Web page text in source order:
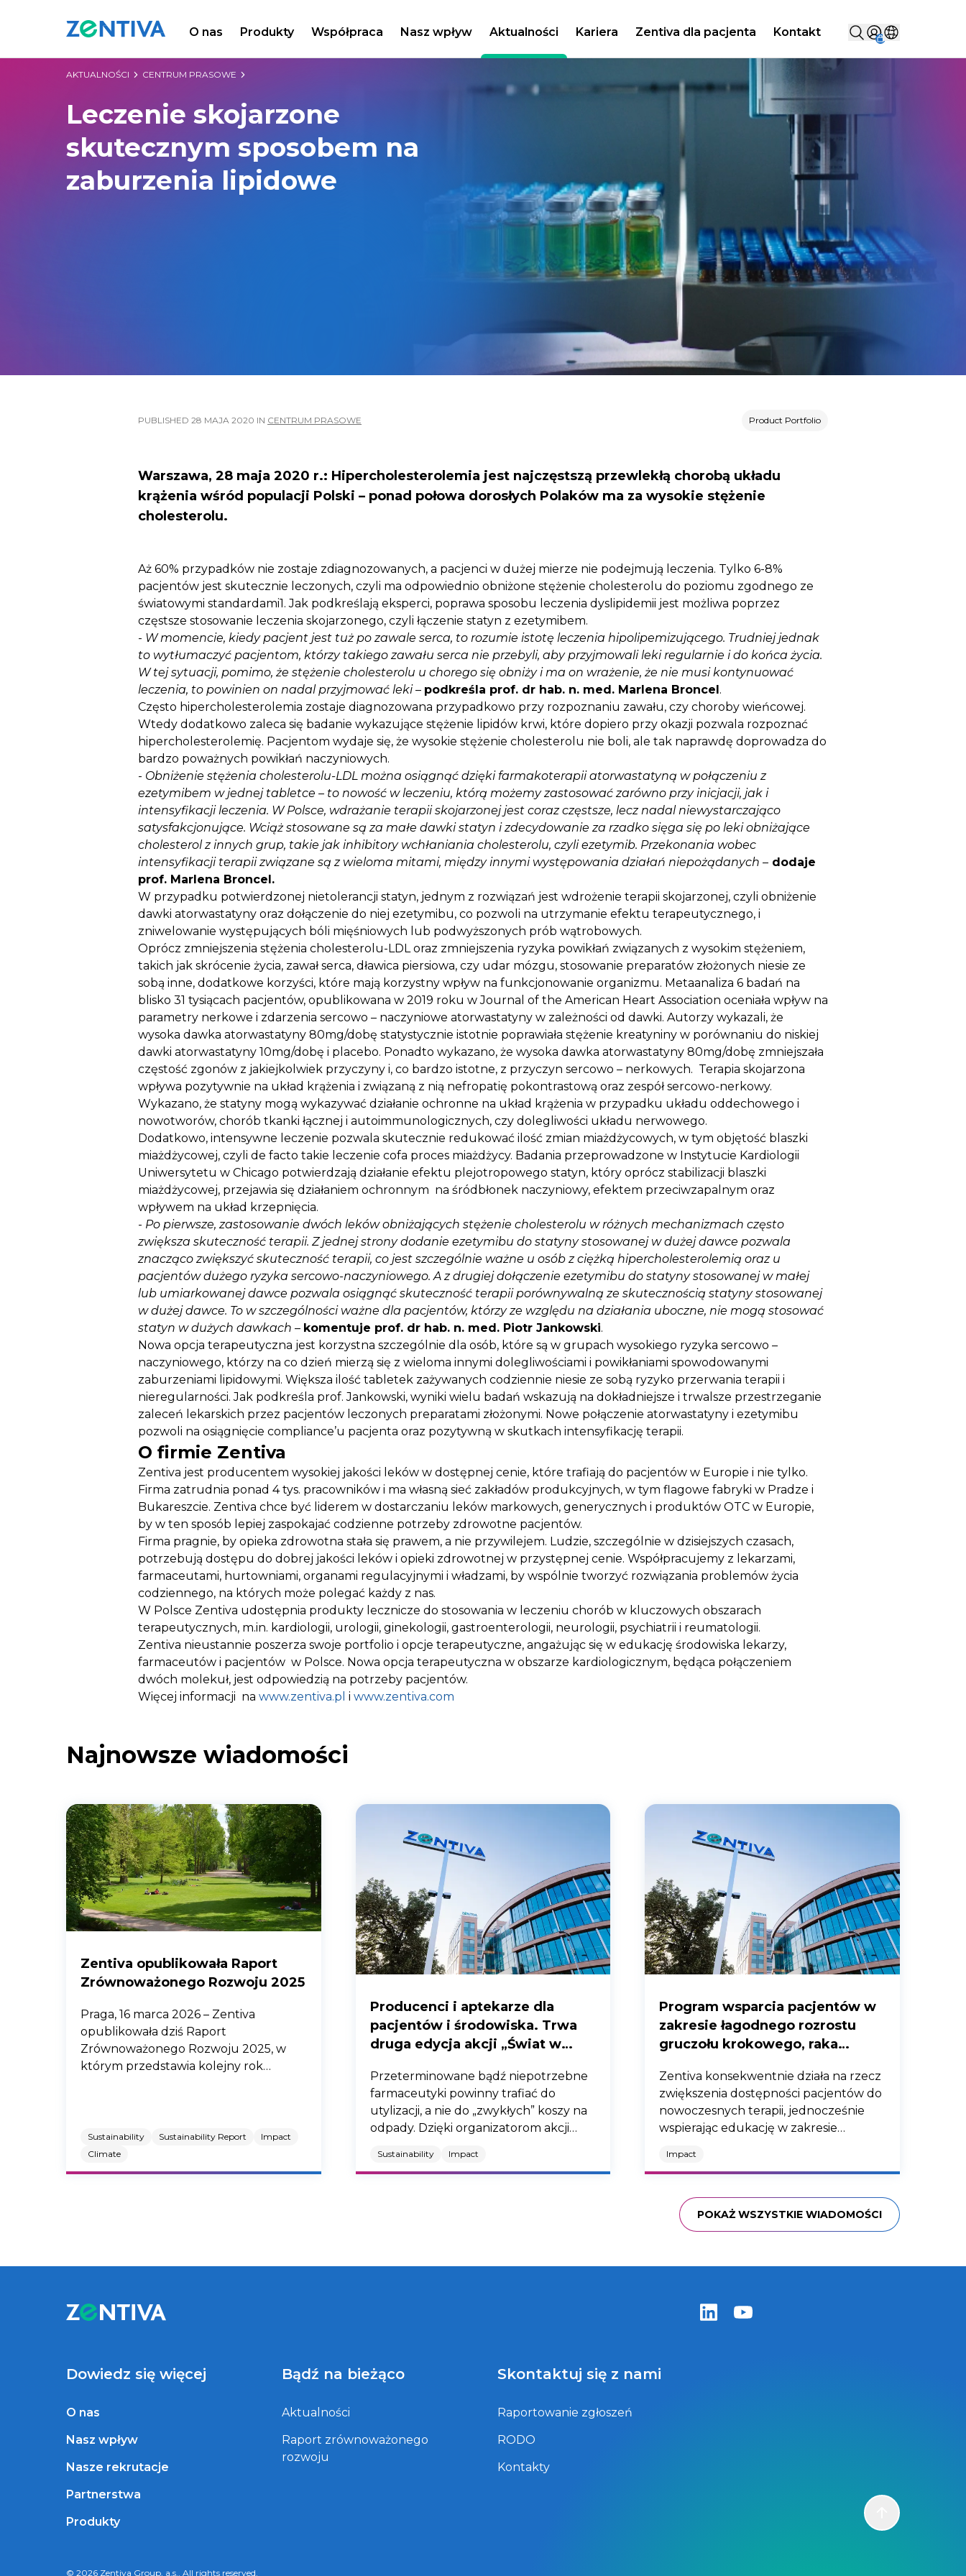
O nas Produkty Współpraca Nasz wpływ Aktualności Kariera Zentiva dla pacjenta Kontakt Szukaj...
Sign inWybierz kraj
AKTUALNOŚCI CENTRUM PRASOWE
Leczenie skojarzone
skutecznym sposobem na
zaburzenia lipidowe
PUBLISHED 28 MAJA 2020 IN CENTRUM PRASOWE Product Portfolio
Warszawa, 28 maja 2020 r.: Hipercholesterolemia jest najczęstszą przewlekłą chorobą układu
krążenia wśród populacji Polski – ponad połowa dorosłych Polaków ma za wysokie stężenie
cholesterolu.
Aż 60% przypadków nie zostaje zdiagnozowanych, a pacjenci w dużej mierze nie podejmują leczenia. Tylko 6-8%
pacjentów jest skutecznie leczonych, czyli ma odpowiednio obniżone stężenie cholesterolu do poziomu zgodnego ze
światowymi standardami1. Jak podkreślają eksperci, poprawa sposobu leczenia dyslipidemii jest możliwa poprzez
częstsze stosowanie leczenia skojarzonego, czyli łączenie statyn z ezetymibem.
- W momencie, kiedy pacjent jest tuż po zawale serca, to rozumie istotę leczenia hipolipemizującego. Trudniej jednak
to wytłumaczyć pacjentom, którzy takiego zawału serca nie przebyli, aby przyjmowali leki regularnie i do końca życia.
W tej sytuacji, pomimo, że stężenie cholesterolu u chorego się obniży i ma on wrażenie, że nie musi kontynuować
leczenia, to powinien on nadal przyjmować leki– podkreśla prof. dr hab. n. med. Marlena Broncel.
Często hipercholesterolemia zostaje diagnozowana przypadkowo przy rozpoznaniu zawału, czy choroby wieńcowej.
Wtedy dodatkowo zaleca się badanie wykazujące stężenie lipidów krwi, które dopiero przy okazji pozwala rozpoznać
hipercholesterolemię. Pacjentom wydaje się, że wysokie stężenie cholesterolu nie boli, ale tak naprawdę doprowadza do
bardzo poważnych powikłań naczyniowych.
- Obniżenie stężenia cholesterolu-LDL można osiągnąć dzięki farmakoterapii atorwastatyną w połączeniu z
ezetymibem w jednej tabletce – to nowość w leczeniu, którą możemy zastosować zarówno przy inicjacji, jak i
intensyfikacji leczenia. W Polsce, wdrażanie terapii skojarzonej jest coraz częstsze, lecz nadal niewystarczająco
satysfakcjonujące. Wciąż stosowane są za małe dawki statyn i zdecydowanie za rzadko sięga się po leki obniżające
cholesterol z innych grup, takie jak inhibitory wchłaniania cholesterolu, czyli ezetymib. Przekonania wobec
intensyfikacji terapii związane są z wieloma mitami, między innymi występowania działań niepożądanych – dodaje
prof. Marlena Broncel.
W przypadku potwierdzonej nietolerancji statyn, jednym z rozwiązań jest wdrożenie terapii skojarzonej, czyli obniżenie
dawki atorwastatyny oraz dołączenie do niej ezetymibu, co pozwoli na utrzymanie efektu terapeutycznego, i
zniwelowanie występujących bóli mięśniowych lub podwyższonych prób wątrobowych.
Oprócz zmniejszenia stężenia cholesterolu-LDL oraz zmniejszenia ryzyka powikłań związanych z wysokim stężeniem,
takich jak skrócenie życia, zawał serca, dławica piersiowa, czy udar mózgu, stosowanie preparatów złożonych niesie ze
sobą inne, dodatkowe korzyści, które mają korzystny wpływ na funkcjonowanie organizmu. Metaanaliza 6 badań na
blisko 31 tysiącach pacjentów, opublikowana w 2019 roku w Journal of the American Heart Association oceniała wpływ na
parametry nerkowe i zdarzenia sercowo – naczyniowe atorwastatyny w zależności od dawki. Autorzy wykazali, że
wysoka dawka atorwastatyny 80mg/dobę statystycznie istotnie poprawiała stężenie kreatyniny w porównaniu do niskiej
dawki atorwastatyny 10mg/dobę i placebo. Ponadto wykazano, że wysoka dawka atorwastatyny 80mg/dobę zmniejszała
częstość zgonów z jakiejkolwiek przyczyny i, co bardzo istotne, z przyczyn sercowo – nerkowych. Terapia skojarzona
wpływa pozytywnie na układ krążenia i związaną z nią nefropatię pokontrastową oraz zespół sercowo-nerkowy.
Wykazano, że statyny mogą wykazywać działanie ochronne na układ krążenia w przypadku układu oddechowego i
nowotworów, chorób tkanki łącznej i autoimmunologicznych, czy dolegliwości układu nerwowego.
Dodatkowo, intensywne leczenie pozwala skutecznie redukować ilość zmian miażdżycowych, w tym objętość blaszki
miażdżycowej, czyli de facto takie leczenie cofa proces miażdżycy. Badania przeprowadzone w Instytucie Kardiologii
Uniwersytetu w Chicago potwierdzają działanie efektu plejotropowego statyn, który oprócz stabilizacji blaszki
miażdżycowej, przejawia się działaniem ochronnym na śródbłonek naczyniowy, efektem przeciwzapalnym oraz
wpływem na układ krzepnięcia.
- Po pierwsze, zastosowanie dwóch leków obniżających stężenie cholesterolu w różnych mechanizmach często
zwiększa skuteczność terapii. Z jednej strony dodanie ezetymibu do statyny stosowanej w dużej dawce pozwala
znacząco zwiększyć skuteczność terapii, co jest szczególnie ważne u osób z ciężką hipercholesterolemią oraz u
pacjentów dużego ryzyka sercowo-naczyniowego. A z drugiej dołączenie ezetymibu do statyny stosowanej w małej
lub umiarkowanej dawce pozwala osiągnąć skuteczność terapii porównywalną ze skutecznością statyny stosowanej
w dużej dawce. To w szczególności ważne dla pacjentów, którzy ze względu na działania uboczne, nie mogą stosować
statyn w dużych dawkach – komentuje prof. dr hab. n. med. Piotr Jankowski.
Nowa opcja terapeutyczna jest korzystna szczególnie dla osób, które są w grupach wysokiego ryzyka sercowo –
naczyniowego, którzy na co dzień mierzą się z wieloma innymi dolegliwościami i powikłaniami spowodowanymi
zaburzeniami lipidowymi. Większa ilość tabletek zażywanych codziennie niesie ze sobą ryzyko przerwania terapii i
nieregularności. Jak podkreśla prof. Jankowski, wyniki wielu badań wskazują na dokładniejsze i trwalsze przestrzeganie
zaleceń lekarskich przez pacjentów leczonych preparatami złożonymi. Nowe połączenie atorwastatyny i ezetymibu
pozwoli na osiągnięcie compliance’u pacjenta oraz pozytywną w skutkach intensyfikację terapii.
O firmie Zentiva
Zentiva jest producentem wysokiej jakości leków w dostępnej cenie, które trafiają do pacjentów w Europie i nie tylko.
Firma zatrudnia ponad 4 tys. pracowników i ma własną sieć zakładów produkcyjnych, w tym flagowe fabryki w Pradze i
Bukareszcie. Zentiva chce być liderem w dostarczaniu leków markowych, generycznych i produktów OTC w Europie,
by w ten sposób lepiej zaspokajać codzienne potrzeby zdrowotne pacjentów.
Firma pragnie, by opieka zdrowotna stała się prawem, a nie przywilejem. Ludzie, szczególnie w dzisiejszych czasach,
potrzebują dostępu do dobrej jakości leków i opieki zdrowotnej w przystępnej cenie. Współpracujemy z lekarzami,
farmaceutami, hurtowniami, organami regulacyjnymi i władzami, by wspólnie tworzyć rozwiązania problemów życia
codziennego, na których może polegać każdy z nas.
W Polsce Zentiva udostępnia produkty lecznicze do stosowania w leczeniu chorób w kluczowych obszarach
terapeutycznych, m.in. kardiologii, urologii, ginekologii, gastroenterologii, neurologii, psychiatrii i reumatologii.
Zentiva nieustannie poszerza swoje portfolio i opcje terapeutyczne, angażując się w edukację środowiska lekarzy,
farmaceutów i pacjentów w Polsce. Nowa opcja terapeutyczna w obszarze kardiologicznym, będąca połączeniem
dwóch molekuł, jest odpowiedzią na potrzeby pacjentów.
Więcej informacji na www.zentiva.pl i www.zentiva.com
Najnowsze wiadomości
Zentiva opublikowała Raport
Zrównoważonego Rozwoju 2025
Praga, 16 marca 2026 – Zentiva
opublikowała dziś Raport
Zrównoważonego Rozwoju 2025, w
którym przedstawia kolejny rok
biznesowych
Sustainability Sustainability Report
Impact
Climate
Producenci i aptekarze dla
pacjentów i środowiska. Trwa
druga edycja akcji „Świat w
Przeterminowane bądź niepotrzebne
farmaceutyki powinny trafiać do
utylizacji, a nie do „zwykłych” koszy na
odpady. Dzięki organizatorom akcji
prostsze, bo narzędzia wspierające ten
Sustainability Impact
Program wsparcia pacjentów w
zakresie łagodnego rozrostu
gruczołu krokowego, raka
nadreaktywnego - edycja 2026
Zentiva konsekwentnie działa na rzecz
zwiększenia dostępności pacjentów do
nowoczesnych terapii, jednocześnie
wspierając edukację w zakresie
kampanie społeczne oraz programy
środowiska medycznego, jak i do
pacjentów. Szczególną uwagę
poświęca urologii – w tym chorobom
nowotworom.
Impact
POKAŻ WSZYSTKIE WIADOMOŚCI
Zentiva LinkedIn
Zentiva YouTube
Dowiedz się więcej
O nas
Nasz wpływ
Nasze rekrutacje
Partnerstwa
Produkty
Bądź na bieżąco
Aktualności
Raport zrównoważonego
rozwoju
Skontaktuj się z nami
Raportowanie zgłoszeń
RODO
Kontakty
Scroll to top
© 2026 Zentiva Group, a.s., All rights reserved.